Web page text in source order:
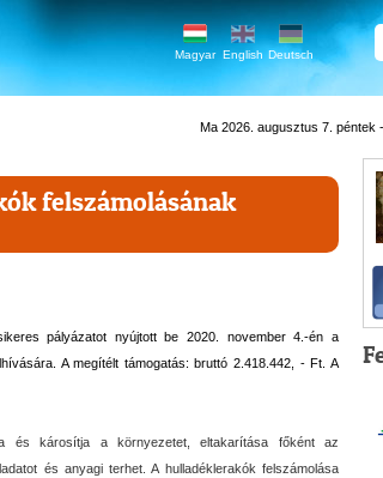
Magyar English Deutsch
Ma 2026. augusztus 7. péntek
felszámolásának
pályázatot nyújtott be 2020. november 4.-én a
A megítélt támogatás: bruttó 2.418.442, - Ft. A
és károsítja a környezetet, eltakarítása főként az
és anyagi terhet. A hulladéklerakók felszámolása